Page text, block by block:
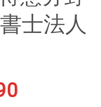
士法人